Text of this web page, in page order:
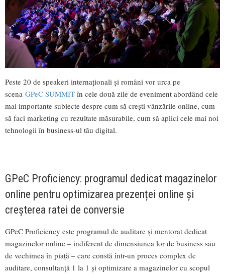
Peste 20 de speakeri internaționali și români vor urca pe
scena GPeC SUMMIT în cele două zile de eveniment abordând cele
mai importante subiecte despre cum să crești vânzările online, cum
să faci marketing cu rezultate măsurabile, cum să aplici cele mai noi
tehnologii în business-ul tău digital.
GPeC Proficiency: programul dedicat magazinelor
online pentru optimizarea prezenței online și
creșterea ratei de conversie
GPeC Proficiency este programul de auditare și mentorat dedicat
magazinelor online – indiferent de dimensiunea lor de business sau
de vechimea în piață – care constă într-un proces complex de
auditare, consultanță 1 la 1 și optimizare a magazinelor cu scopul